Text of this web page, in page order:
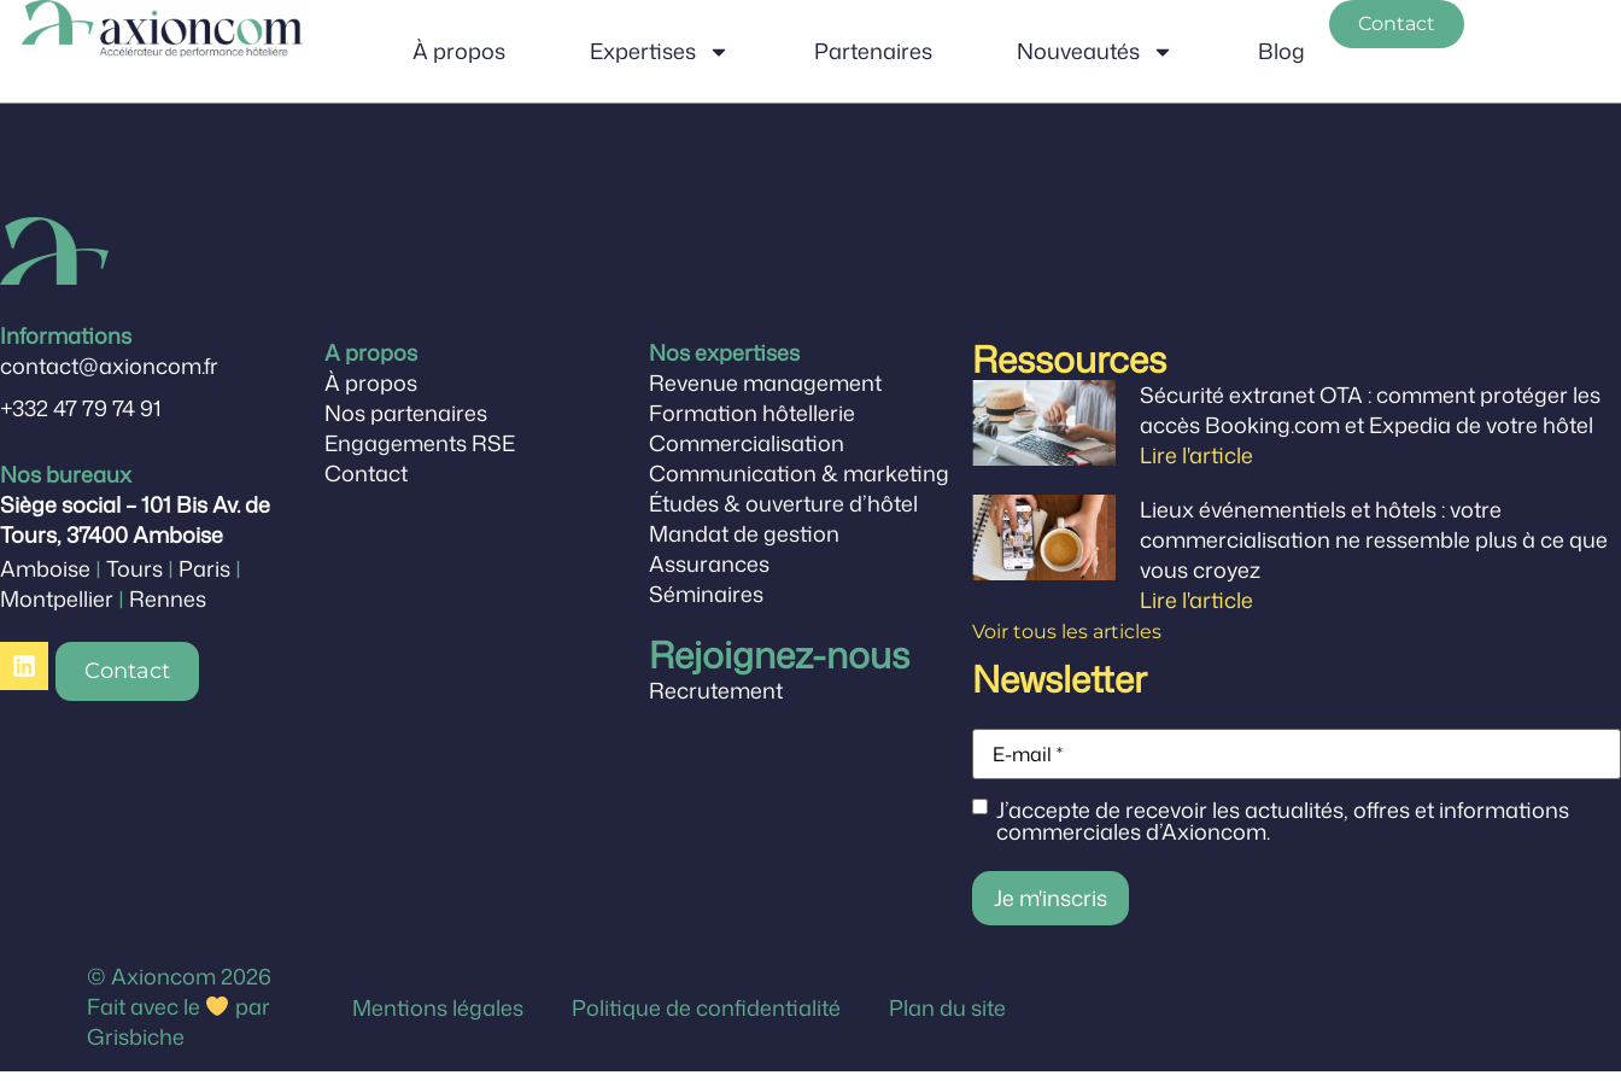
Panneau de gestion des cookies
À propos
Expertises Partenaires Nouveautés Blog
Contact
Informations
contact@axioncom.fr
+332 47 79 74 91
Nos bureaux
Siège social – 101 Bis Av. de
Tours, 37400 Amboise
Amboise | Tours| Paris|
Montpellier| Rennes
Contact
A propos
À propos
Nos partenaires
Engagements RSE
Contact
Nos expertises
Revenue management
Formation hôtellerie
Commercialisation
Communication & marketing
Études & ouverture d’hôtel
Mandat de gestion
Assurances
Séminaires
Rejoignez-nous
Recrutement
Ressources
Sécurité extranet OTA : comment protéger les
accès Booking.com et Expedia de votre hôtel
Lire l'article
Lieux événementiels et hôtels : votre
commercialisation ne ressemble plus à ce que
vous croyez
Lire l'article
Voir tous les articles
Newsletter
E-
mail
RGPD
J’accepte de recevoir les actualités, offres et informations
commerciales d’Axioncom.
© Axioncom 2026
Fait avec le
par
Grisbiche
Mentions légales Politique de confidentialité Plan du site